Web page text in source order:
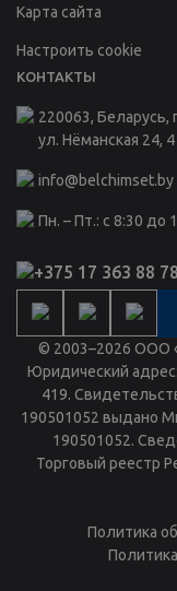
Карта сайта
Настроить cookie
КОНТАКТЫ
220063, Беларусь,
ул. Нёманская 24,
info@belchimset.by
Пн. – Пт.: с 8:30 до
+375 17 363 88 78
© 2003–2026 ООО
Юридический
419.
190501052 выдано
190501052.
Торговый реестр
Политика